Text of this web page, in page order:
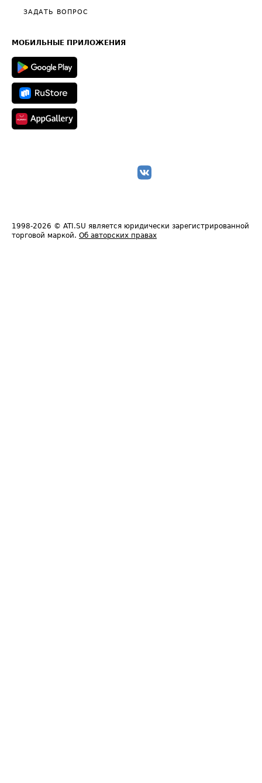
Общие положения
Полезное по перевозкам
Техническая информация
ЗАДАТЬ ВОПРОС
МОБИЛЬНЫЕ ПРИЛОЖЕНИЯ
1998-2026 © ATI.SU является юридически зарегистрированной
торговой маркой. Об авторских правах